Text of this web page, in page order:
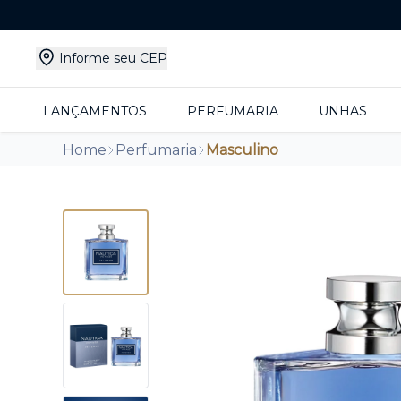
Informe seu CEP
LANÇAMENTOS PERFUMARIA UNHAS
Home Perfumaria Masculino